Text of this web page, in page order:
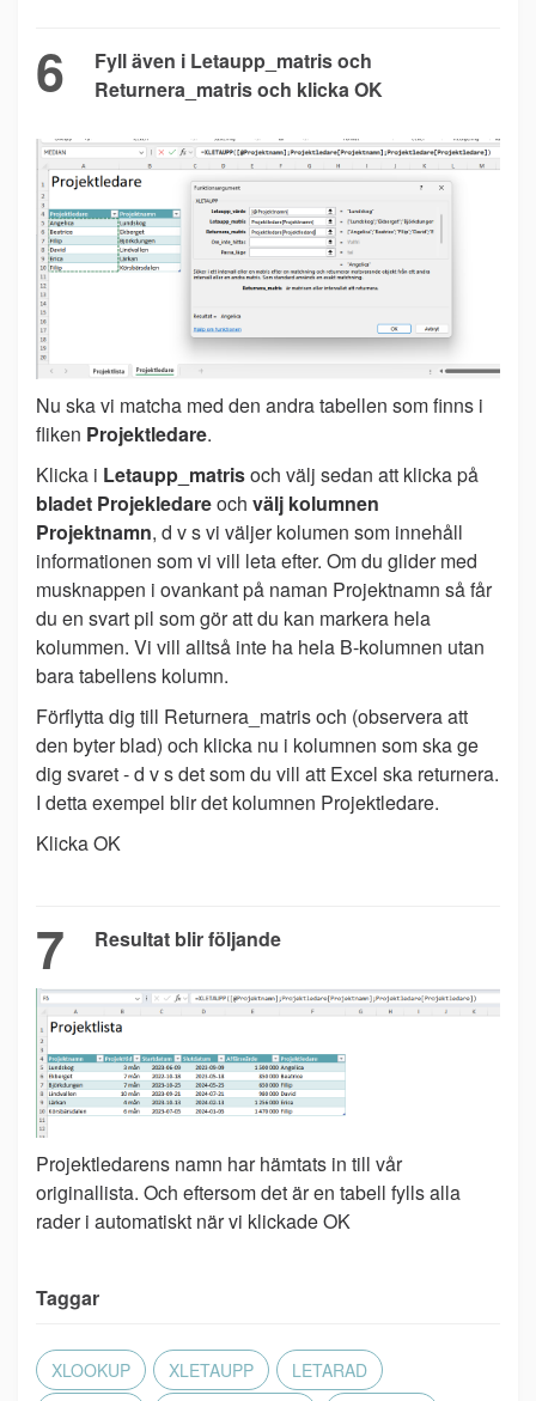
6
Fyll även i Letaupp_matris och
Returnera_matris och klicka OK
Nu ska vi matcha med den andra tabellen som finns i
fliken Projektledare.
Klicka i Letaupp_matrisoch välj sedan att klicka på
bladet Projekledareoch välj kolumnen
Projektnamn, d v s vi väljer kolumen som innehåll
informationen som vi vill leta efter. Om du glider med
musknappen i ovankant på naman Projektnamn så får
du en svart pil som gör att du kan markera hela
kolummen. Vi vill alltså inte ha hela B-kolumnen utan
bara tabellens kolumn.
Förflytta dig till Returnera_matris och (observera att
den byter blad) och klicka nu i kolumnen som ska ge
dig svaret - d v s det som du vill att Excel ska returnera.
I detta exempel blir det kolumnen Projektledare.
Klicka OK
7 Resultat blir följande
Projektledarens namn har hämtats in till vår
originallista. Och eftersom det är en tabell fylls alla
rader i automatiskt när vi klickade OK
Taggar
XLOOKUP XLETAUPP
LETARAD